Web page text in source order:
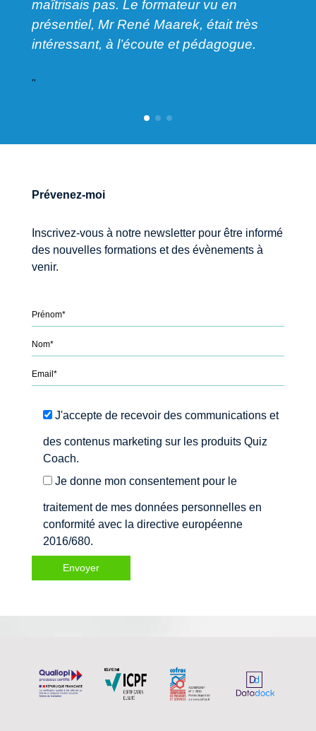
maîtrisais pas. Le formateur vu en
présentiel, Mr René Maarek, était très
intéressant, à l’écoute et pédagogue.
"
Prévenez-moi
Inscrivez-vous à notre newsletter pour être informé
des nouvelles formations et des évènements à
venir.
J'accepte de recevoir des communications et
des contenus marketing sur les produits Quiz
Coach.
Je donne mon consentement pour le
traitement de mes données personnelles en
conformité avec la directive européenne
2016/680.